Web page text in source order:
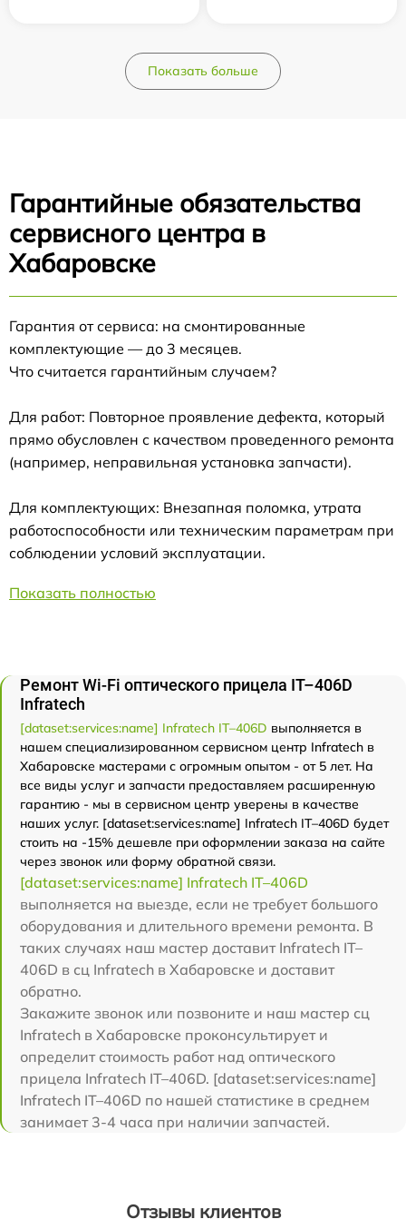
Показать больше
Гарантийные обязательства
сервисного центра в
Хабаровске
Гарантия от сервиса: на смонтированные
комплектующие — до 3 месяцев.
Что считается гарантийным случаем?
Для работ: Повторное проявление дефекта, который
прямо обусловлен с качеством проведенного ремонта
(например, неправильная установка запчасти).
Для комплектующих: Внезапная поломка, утрата
работоспособности или техническим параметрам при
соблюдении условий эксплуатации.
Показать полностью
Ремонт Wi-Fi оптического прицела IT–406D
Infratech
[dataset:services:name] Infratech IT–406D выполняется в
нашем специализированном сервисном центр Infratech в
Хабаровске мастерами с огромным опытом - от 5 лет. На
все виды услуг и запчасти предоставляем расширенную
гарантию - мы в сервисном центр уверены в качестве
наших услуг. [dataset:services:name] Infratech IT–406D будет
стоить на -15% дешевле при оформлении заказа на сайте
через звонок или форму обратной связи.
[dataset:services:name] Infratech IT–406D
выполняется на выезде, если не требует большого
оборудования и длительного времени ремонта. В
таких случаях наш мастер доставит Infratech IT–
406D в сц Infratech в Хабаровске и доставит
обратно.
Закажите звонок или позвоните и наш мастер сц
Infratech в Хабаровске проконсультирует и
определит стоимость работ над оптического
прицела Infratech IT–406D. [dataset:services:name]
Infratech IT–406D по нашей статистике в среднем
занимает 3-4 часа при наличии запчастей.
Отзывы клиентов